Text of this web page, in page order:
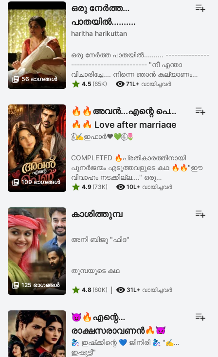
...
 56 ഭാഗങ്ങള്‍
ഒരു നേർത്ത
പാതയിൽ..........
haritha harikuttan
ഒരു നേർത്ത പാതയിൽ.......... ---------------
-------------------------- "നീ എന്താ
വിചാരിച്ചേ.... നിന്നെ ഞാൻ കല്യാണം
കഴിച്ചത് എന്റെ ഭാര്യയായി ഇവിടെ
 4.5 (65K)  71L+ വായിച്ചവര്‍
 109 ഭാഗങ്ങള്‍
🔥🔥അവൻ...എന്റെ പെണ്ണ്
🔥🔥 Love after marriage
story 🌷
𝄟⃝✍️ഇഫാർ❤️💚𝄟⃝🌷
COMPLETED 🔥പ്രതികാരത്തിനായി
പുനർജന്മം എടുത്തവളുടെ കഥ 🔥🔥"ഈ
വിവാഹം നടക്കില്ല...." ഒരു
പെൺകുട്ടിയുടെ അലർച്ചയോടെയുള്ള
 4.9 (73K)  10L+ വായിച്ചവര്‍
 125 ഭാഗങ്ങള്‍
കാശിത്തുമ്പ
അനി ബിജു "ഫിദ"
തുമ്പയുടെ കഥ
 4.8 (60K)  31L+ വായിച്ചവര്‍
😈🔥എന്റെ
രാക്ഷസരാവണൻ🔥😈
🧞‍♀️ ഇഷ്‌ക്കിന്റെ 💙 ജിനിരി 🧞‍♀️ "✍︎
ഇഷുട്ടി"